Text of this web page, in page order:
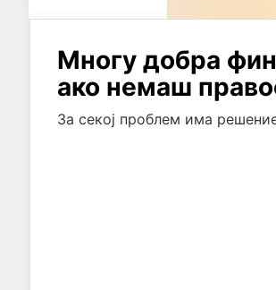
Многу добра
ако немаш
За секој проблем има